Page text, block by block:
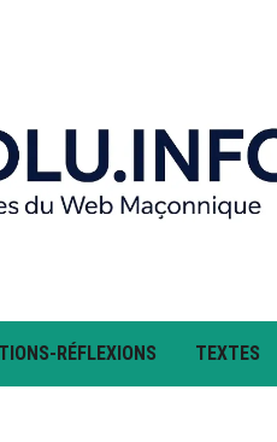
RÉFLEXIONS TEXTES